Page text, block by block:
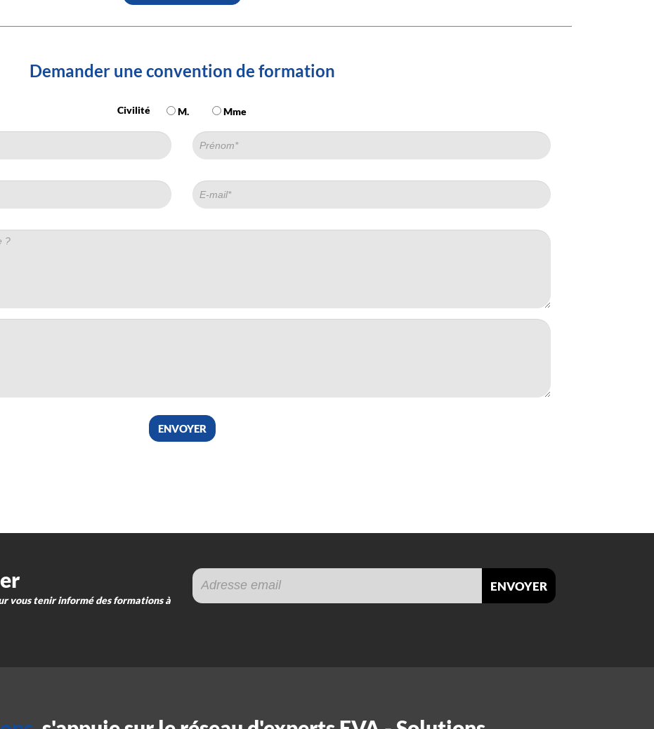
Demander une convention de formation
Civilité M. Mme
envoyer
vous tenir informé des formations à
envoyer